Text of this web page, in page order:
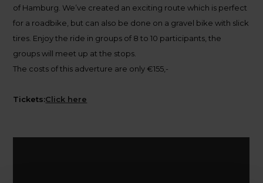
of Hamburg. We’ve created an exciting route which is perfect
for a roadbike, but can also be done on a gravel bike with slick
tires. Enjoy the ride in groups of 8 to 10 participants, the
groups will meet up at the stops.
The costs of this adverture are only €155,-
Tickets:Click here